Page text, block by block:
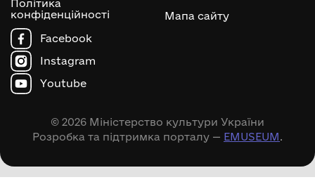
Політика
конфіденційності
Мапа сайту
Facebook
Instagram
Youtube
© 2026 Міністерство культури України
Розробка та підтримка порталу — EMUSEUM.